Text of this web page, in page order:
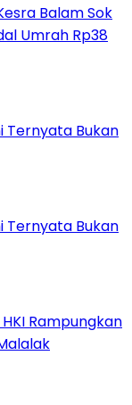
Balam Sok
Umrah Rp38
Ternyata Bukan
Ternyata Bukan
Rampungkan